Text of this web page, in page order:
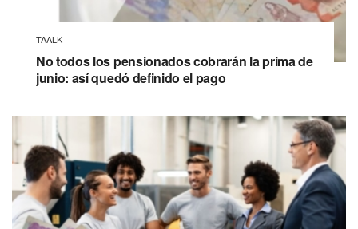
TAALK
No todos los pensionados cobrarán la prima de
junio: así quedó definido el pago